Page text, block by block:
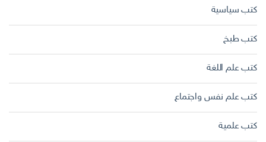
كتب سياسية
كتب طبخ
كتب علم اللغة
كتب علم نفس واجتماع
كتب علمية